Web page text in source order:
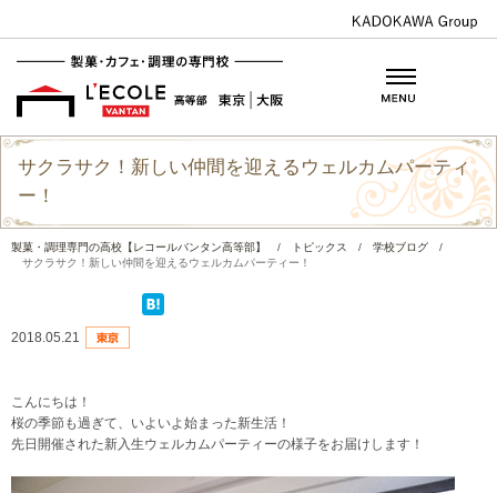
サクラサク！新しい仲間を迎えるウェルカムパーティ
ー！
製菓・調理専門の高校【レコールバンタン高等部】 / トピックス / 学校ブログ
/
サクラサク！新しい仲間を迎えるウェルカムパーティー！
2018.05.21
こんにちは！
桜の季節も過ぎて、いよいよ始まった新生活！
先日開催された新入生ウェルカムパーティーの様子をお届けします！